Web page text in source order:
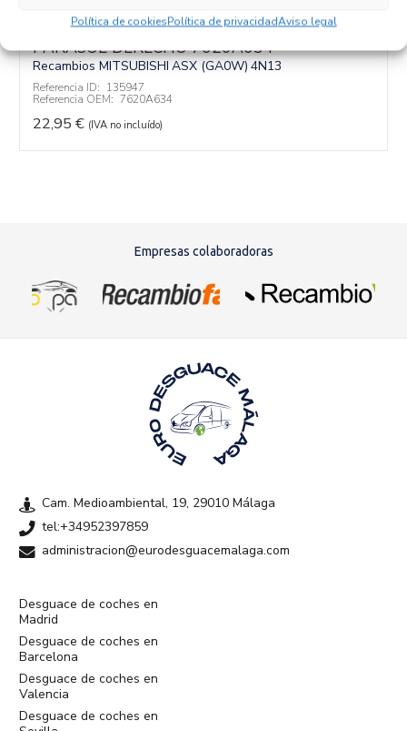
Política de cookiesPolítica de privacidadAviso legal
PARASOL DERECHO 7620A634
Recambios MITSUBISHI ASX (GA0W) 4N13
Referencia ID: 135947
Referencia OEM: 7620A634
22,95 € (IVA no incluído)
Empresas colaboradoras
Cam. Medioambiental, 19, 29010 Málaga
tel:+34952397859
administracion@eurodesguacemalaga.com
Desguace de coches en
Madrid
Desguace de coches en
Barcelona
Desguace de coches en
Valencia
Desguace de coches en